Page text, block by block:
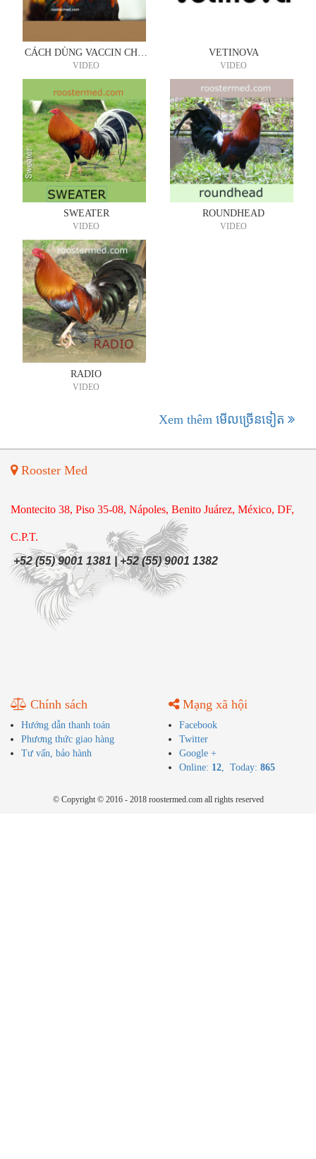
CÁCH DÙNG VACCIN CHO CHIẾN KÊ
VIDEO
VETINOVA
VIDEO
SWEATER
VIDEO
ROUNDHEAD
VIDEO
RADIO
VIDEO
Xem thêm មើល​ច្រើន​ទៀត
Rooster Med
Montecito 38, Piso 35-08, Nápoles, Benito Juárez, México, DF,
C.P.T.
+52 (55) 9001 1381 | +52 (55) 9001 1382
Chính sách
Hướng dẫn thanh toán
Phương thức giao hàng
Tư vấn, bảo hành
Mạng xã hội
Facebook
Twitter
Google +
Online: 12, Today: 865
© Copyright © 2016 - 2018 roostermed.com all rights reserved